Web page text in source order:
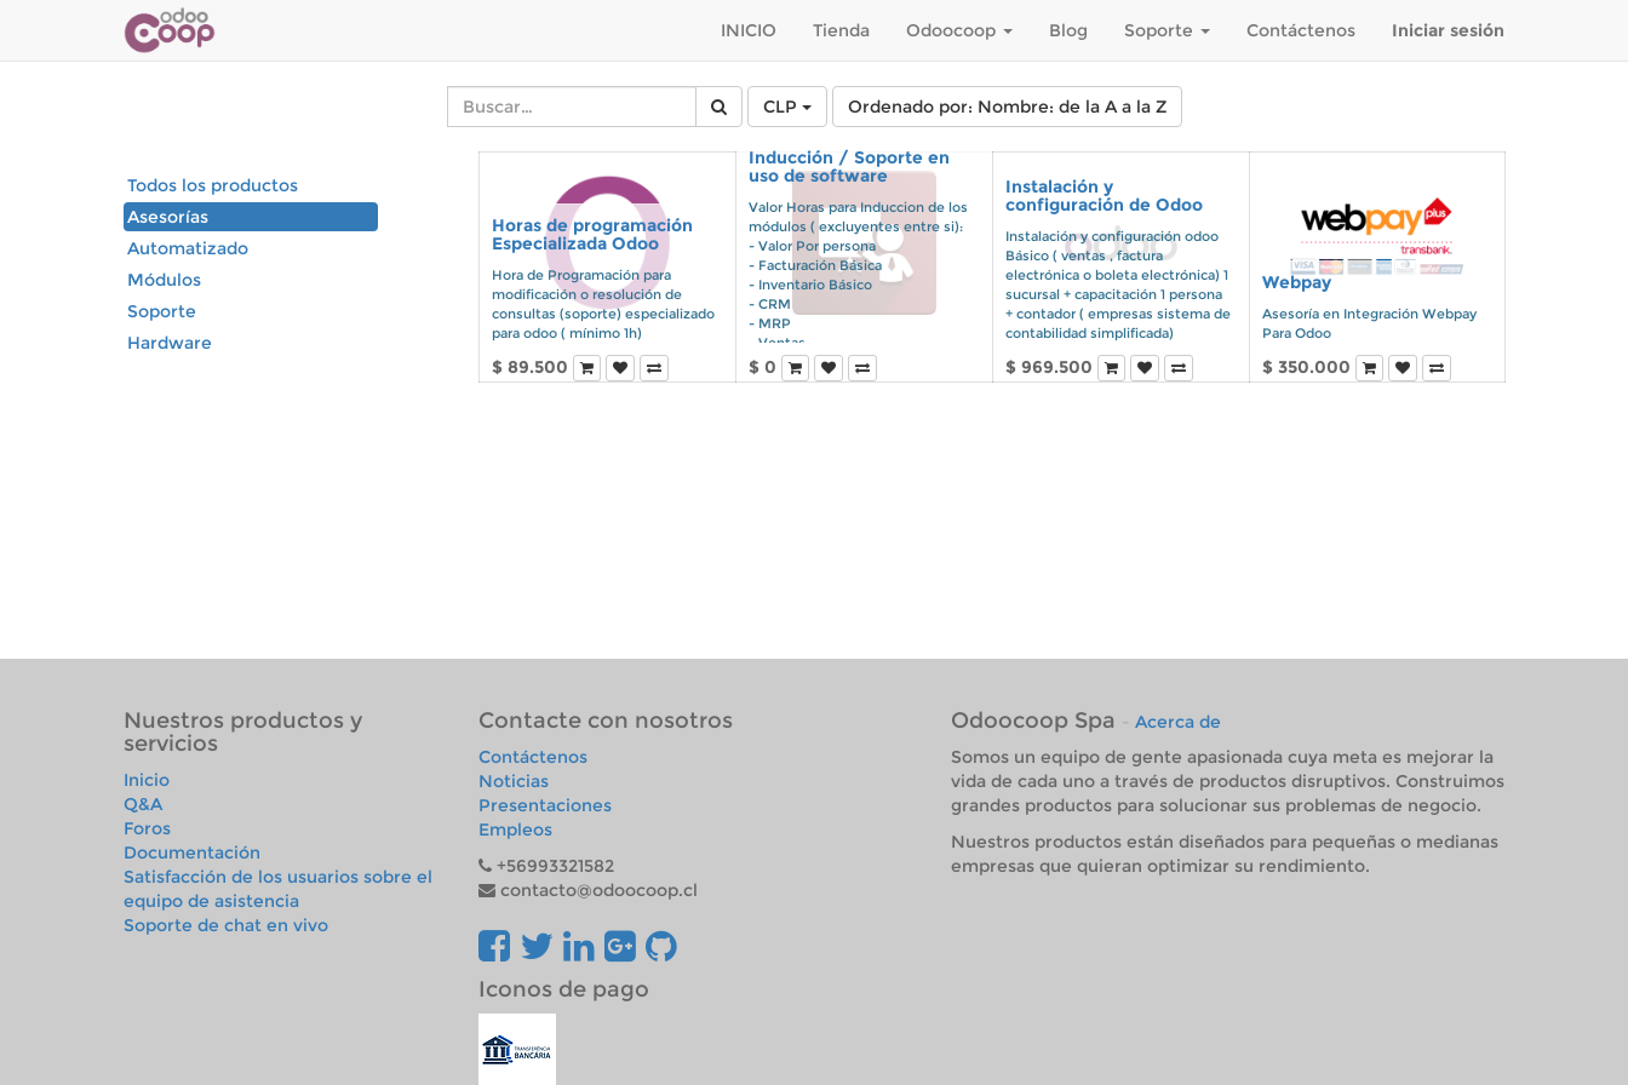
INICIO Tienda Odoocoop Blog Soporte Contáctenos Iniciar sesión
CLP Ordenado por: Nombre: de la A a la Z
Todos los productos
Asesorías
Automatizado
Módulos
Soporte
Hardware
Horas de programación
Especializada Odoo
Hora de Programación para
modificación o resolución de
consultas (soporte) especializado
para odoo ( mínimo 1h)
$ 89.500
Inducción / Soporte en
uso de software
Valor Horas para Induccion de los
módulos ( excluyentes entre si):
- Valor Por persona
- Facturación Básica
- Inventario Básico
- CRM
- MRP
- Ventas
- Proyectos
- Contabilidad Avanzada
$ 0
Instalación y
configuración de Odoo
Instalación y configuración odoo
Básico ( ventas , factura
electrónica o boleta electrónica) 1
sucursal + capacitación 1 persona
+ contador ( empresas sistema de
contabilidad simplificada)
$ 969.500
Webpay
Asesoría en Integración Webpay
Para Odoo
$ 350.000
Nuestros productos y
servicios
Inicio
Q&A
Foros
Documentación
Satisfacción de los usuarios sobre el
equipo de asistencia
Soporte de chat en vivo
Contacte con nosotros
Contáctenos
Noticias
Presentaciones
Empleos
+56993321582
contacto@odoocoop.cl
Iconos de pago
Odoocoop Spa Acerca de
Somos un equipo de gente apasionada cuya meta es mejorar la
vida de cada uno a través de productos disruptivos. Construimos
grandes productos para solucionar sus problemas de negocio.
Nuestros productos están diseñados para pequeñas o medianas
empresas que quieran optimizar su rendimiento.